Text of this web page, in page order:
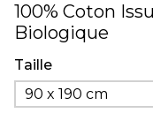
100% Coton
Biologique
Taille
90 x 190 cm